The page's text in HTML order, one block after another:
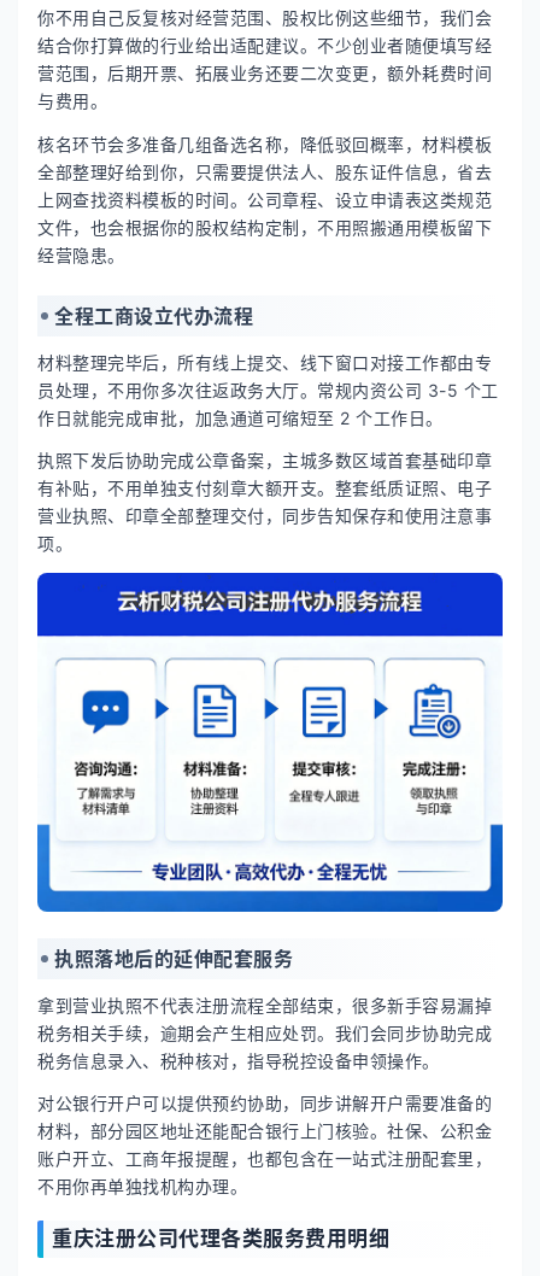
你不用自己反复核对经营范围、股权比例这些细节，我们会
结合你打算做的行业给出适配建议。不少创业者随便填写经
营范围，后期开票、拓展业务还要二次变更，额外耗费时间
与费用。
核名环节会多准备几组备选名称，降低驳回概率，材料模板
全部整理好给到你，只需要提供法人、股东证件信息，省去
上网查找资料模板的时间。公司章程、设立申请表这类规范
文件，也会根据你的股权结构定制，不用照搬通用模板留下
经营隐患。
全程工商设立代办流程
材料整理完毕后，所有线上提交、线下窗口对接工作都由专
员处理，不用你多次往返政务大厅。常规内资公司 3-5 个工
作日就能完成审批，加急通道可缩短至 2 个工作日。
执照下发后协助完成公章备案，主城多数区域首套基础印章
有补贴，不用单独支付刻章大额开支。整套纸质证照、电子
营业执照、印章全部整理交付，同步告知保存和使用注意事
项。
执照落地后的延伸配套服务
拿到营业执照不代表注册流程全部结束，很多新手容易漏掉
税务相关手续，逾期会产生相应处罚。我们会同步协助完成
税务信息录入、税种核对，指导税控设备申领操作。
对公银行开户可以提供预约协助，同步讲解开户需要准备的
材料，部分园区地址还能配合银行上门核验。社保、公积金
账户开立、工商年报提醒，也都包含在一站式注册配套里，
不用你再单独找机构办理。
重庆注册公司代理各类服务费用明细